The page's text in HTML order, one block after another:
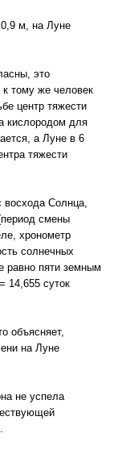
м, на Луне
это
тому же человек
центр тяжести
кислородом для
а Луне в 6
тяжести
восхода Солнца,
смены
хронометр
солнечных
равно пяти земным
14,655 суток
объясняет,
на Луне
не успела